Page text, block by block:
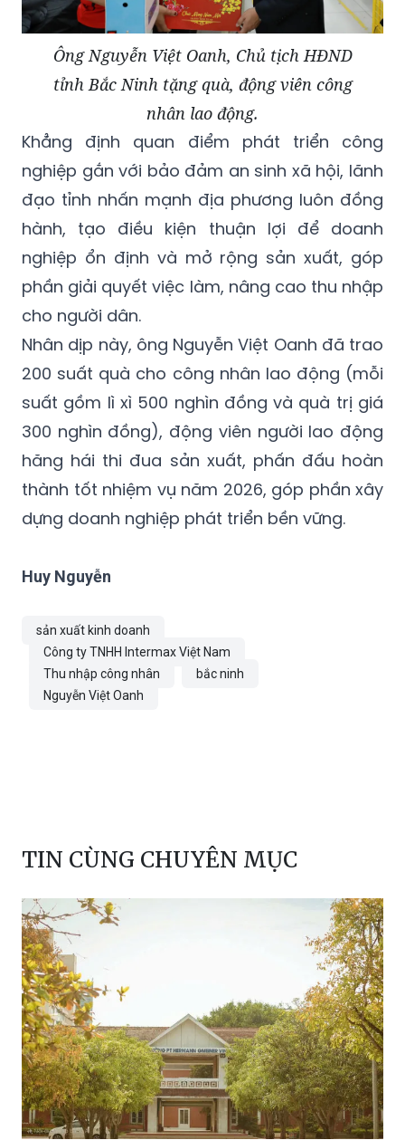
Ông Nguyễn Việt Oanh, Chủ tịch HĐND
tỉnh Bắc Ninh tặng quà, động viên công
nhân lao động.
Khẳng định quan điểm phát triển công
nghiệp gắn với bảo đảm an sinh xã hội, lãnh
đạo tỉnh nhấn mạnh địa phương luôn đồng
hành, tạo điều kiện thuận lợi để doanh
nghiệp ổn định và mở rộng sản xuất, góp
phần giải quyết việc làm, nâng cao thu nhập
cho người dân.
Nhân dịp này, ông Nguyễn Việt Oanh đã trao
200 suất quà cho công nhân lao động (mỗi
suất gồm lì xì 500 nghìn đồng và quà trị giá
300 nghìn đồng), động viên người lao động
hăng hái thi đua sản xuất, phấn đấu hoàn
thành tốt nhiệm vụ năm 2026, góp phần xây
dựng doanh nghiệp phát triển bền vững.
Huy Nguyễn
sản xuất kinh doanh
Công ty TNHH Intermax Việt Nam
Thu nhập công nhân
bắc ninh
Nguyễn Việt Oanh
TIN CÙNG CHUYÊN MỤC